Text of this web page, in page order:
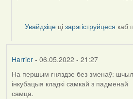
Lighty
Увайдзіце цізарэгіструйцеся каб
Harrier- 06.05.2022 - 21:27
На першым гняздзе без зменаў:
інкубацыя кладкі самкай з падменай
самца.